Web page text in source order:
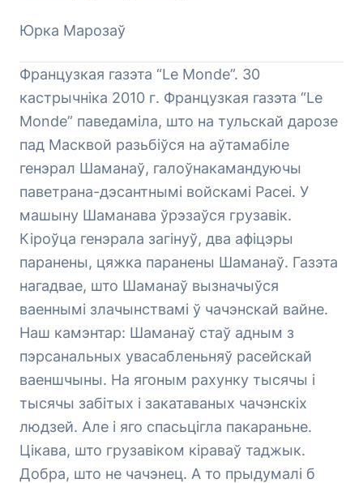
Юрка Марозаў
Французкая газэта “Le Monde”. 30
кастрычніка 2010 г. Французкая газэта “Le
Monde” паведаміла, што на тульскай дарозе
пад Масквой разьбіўся на аўтамабіле
генэрал Шаманаў, галоўнакамандуючы
паветрана-дэсантнымі войскамі Расеі. У
машыну Шаманава ўрэзаўся грузавік.
Кіроўца генэрала загінуў, два афіцэры
паранены, цяжка паранены Шаманаў. Газэта
нагадвае, што Шаманаў вызначыўся
ваеннымі злачынствамі ў чачэнскай вайне.
Наш камэнтар: Шаманаў стаў адным з
пэрсанальных увасабленьняў расейскай
ваеншчыны. На ягоным рахунку тысячы і
тысячы забітых і закатаваных чачэнскіх
людзей. Але і яго спасьцігла пакараньне.
Цікава, што грузавіком кіраваў таджык.
Добра, што не чачэнец. А то прыдумалі б